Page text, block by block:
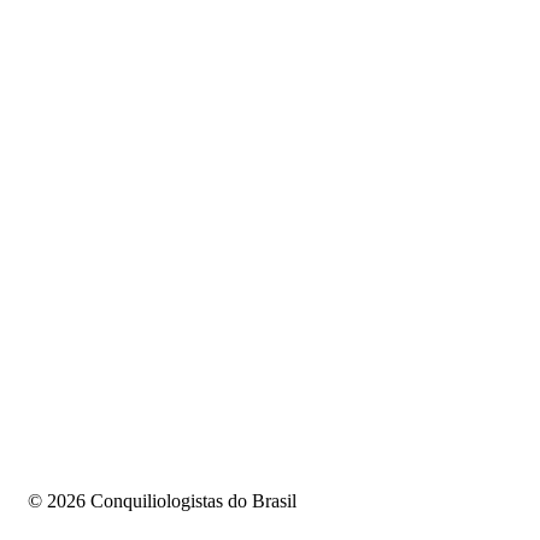
©️ 2026 Conquiliologistas do Brasil